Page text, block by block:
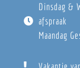
Dinsdag &
afspraak
Maandag